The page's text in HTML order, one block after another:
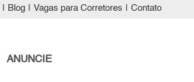
Blog Vagas para Corretores Contato
ANUNCIE